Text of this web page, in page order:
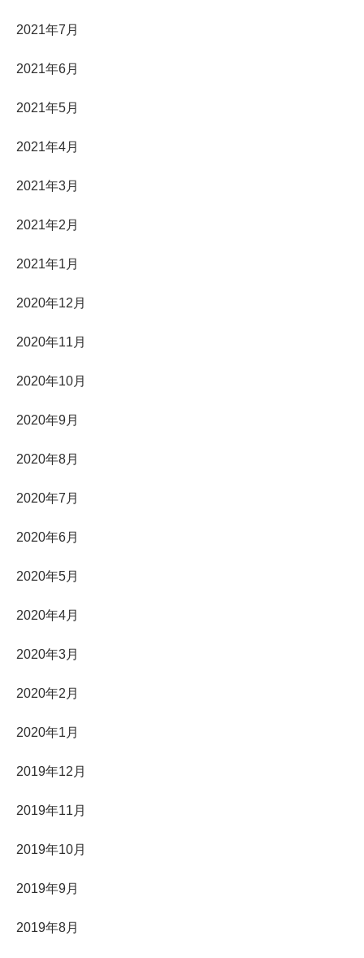
2021年7月
2021年6月
2021年5月
2021年4月
2021年3月
2021年2月
2021年1月
2020年12月
2020年11月
2020年10月
2020年9月
2020年8月
2020年7月
2020年6月
2020年5月
2020年4月
2020年3月
2020年2月
2020年1月
2019年12月
2019年11月
2019年10月
2019年9月
2019年8月